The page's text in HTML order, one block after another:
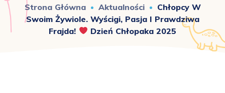
Strona Główna Aktualności
Chłopcy W
Swoim Żywiole. Wyścigi,Pasja I Prawdziwa
Frajda!
Dzień Chłopaka 2025